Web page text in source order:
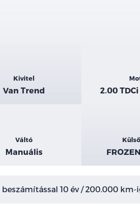
Kivitel
Van Trend 2.00
Váltó
Manuális
10 év / 200.000 km-